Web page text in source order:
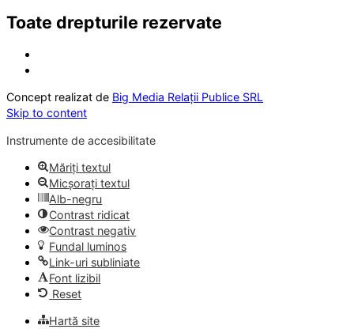
Toate drepturile rezervate
Concept realizat de Big Media Relații Publice SRL
Skip to content
Instrumente de accesibilitate
Măriți textul
Micșorați textul
Alb-negru
Contrast ridicat
Contrast negativ
Fundal luminos
Link-uri subliniate
Font lizibil
Reset
Hartă site